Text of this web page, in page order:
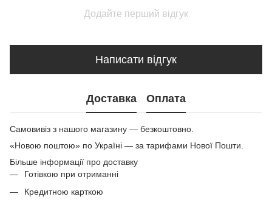
Додайте перший відгук
Написати відгук
Доставка Оплата
Самовивіз з нашого магазину — безкоштовно.
«Новою поштою» по Україні — за тарифами Нової Пошти.
Більше інформації про доставку
Готівкою при отриманні
Кредитною карткою